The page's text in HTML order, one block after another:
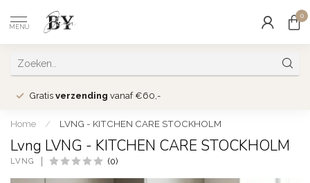
MENU
0
Gratis verzending vanaf €60,-
Home / LVNG - KITCHEN CARE STOCKHOLM
Lvng LVNG - KITCHEN CARE STOCKHOLM
LVNG (0)